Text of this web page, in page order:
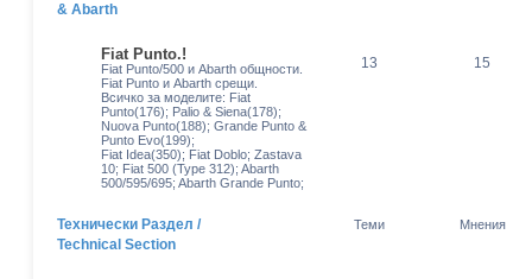
& Abarth
Fiat Punto.!
Fiat Punto/500 и Abarth общности.
Fiat Punto и Abarth срещи.
Всичко за моделите: Fiat
Punto(176); Palio & Siena(178);
Nuova Punto(188); Grande Punto &
Punto Evo(199);
Fiat Idea(350); Fiat Doblo; Zastava
10; Fiat 500 (Type 312); Abarth
500/595/695; Abarth Grande Punto;
13 15
Технически Раздел /
Technical Section
Теми Мнения